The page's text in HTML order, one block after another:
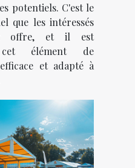
potentiels. C'est le
que les intéressés
offre, et il est
élément de
et adapté à